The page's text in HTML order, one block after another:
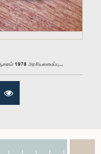
1978 அரசியலமைப்பு...